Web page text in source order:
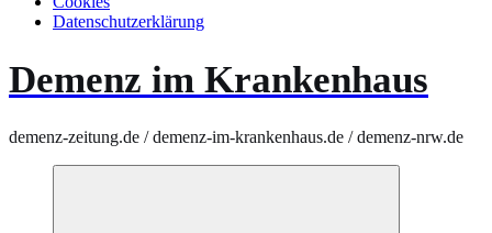
Datenschutzerklärung
Demenz im Krankenhaus
demenz-zeitung.de / demenz-im-krankenhaus.de / demenz-nrw.de